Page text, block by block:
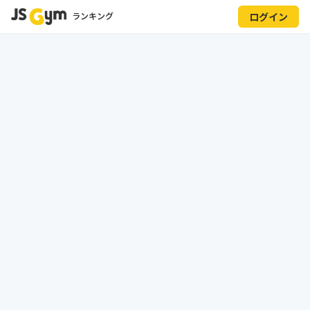
ランキング ログイン